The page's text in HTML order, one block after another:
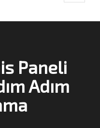
Paneli
Adım